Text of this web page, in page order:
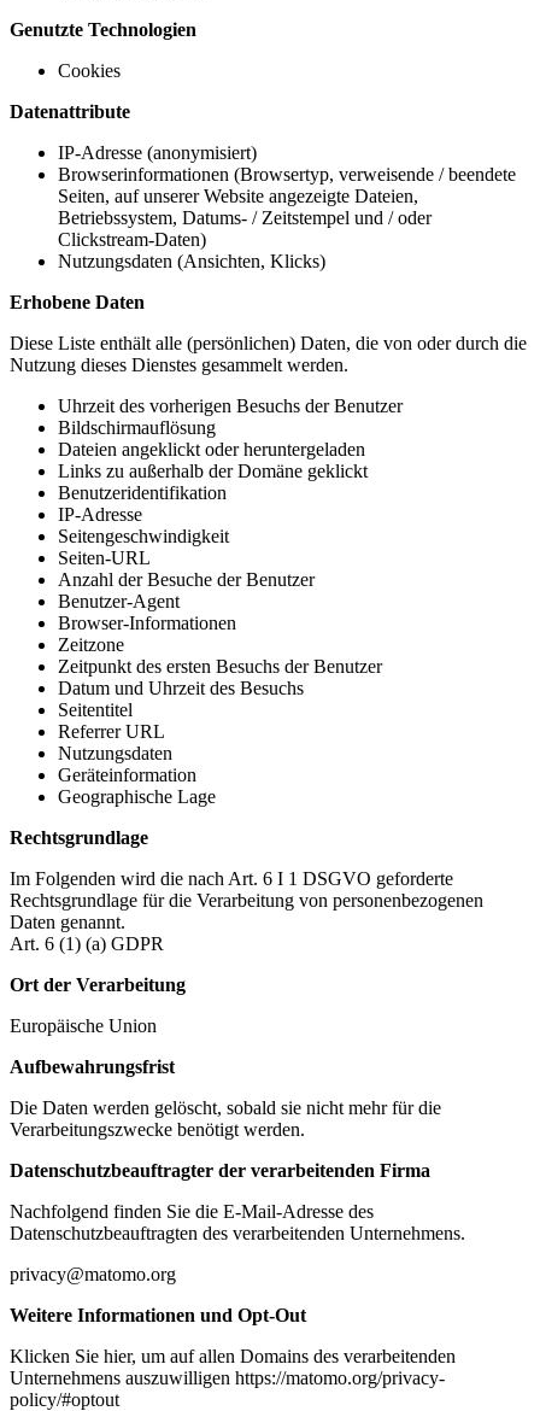
Genutzte Technologien
Cookies
Datenattribute
IP-Adresse (anonymisiert)
Browserinformationen (Browsertyp, verweisende / beendete
Seiten, auf unserer Website angezeigte Dateien,
Betriebssystem, Datums- / Zeitstempel und / oder
Clickstream-Daten)
Nutzungsdaten (Ansichten, Klicks)
Erhobene Daten
Diese Liste enthält alle (persönlichen) Daten, die von oder durch die
Nutzung dieses Dienstes gesammelt werden.
Uhrzeit des vorherigen Besuchs der Benutzer
Bildschirmauflösung
Dateien angeklickt oder heruntergeladen
Links zu außerhalb der Domäne geklickt
Benutzeridentifikation
IP-Adresse
Seitengeschwindigkeit
Seiten-URL
Anzahl der Besuche der Benutzer
Benutzer-Agent
Browser-Informationen
Zeitzone
Zeitpunkt des ersten Besuchs der Benutzer
Datum und Uhrzeit des Besuchs
Seitentitel
Referrer URL
Nutzungsdaten
Geräteinformation
Geographische Lage
Rechtsgrundlage
Im Folgenden wird die nach Art. 6 I 1 DSGVO geforderte
Rechtsgrundlage für die Verarbeitung von personenbezogenen
Daten genannt.
Art. 6 (1) (a) GDPR
Ort der Verarbeitung
Europäische Union
Aufbewahrungsfrist
Die Daten werden gelöscht, sobald sie nicht mehr für die
Verarbeitungszwecke benötigt werden.
Datenschutzbeauftragter der verarbeitenden Firma
Nachfolgend finden Sie die E-Mail-Adresse des
Datenschutzbeauftragten des verarbeitenden Unternehmens.
privacy@matomo.org
Weitere Informationen und Opt-Out
Klicken Sie hier, um auf allen Domains des verarbeitenden
Unternehmens auszuwilligen https://matomo.org/privacy-
policy/#optout